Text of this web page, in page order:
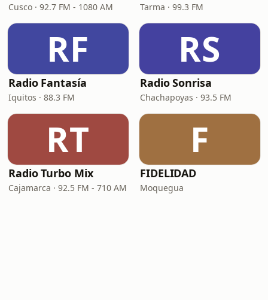
Cusco · 92.7 FM - 1080 AM Tarma · 99.3 FM
RF
Radio Fantasía
Iquitos · 88.3 FM
RS
Radio Sonrisa
Chachapoyas · 93.5 FM
RT
Radio Turbo Mix
Cajamarca · 92.5 FM - 710 AM
F
FIDELIDAD
Moquegua